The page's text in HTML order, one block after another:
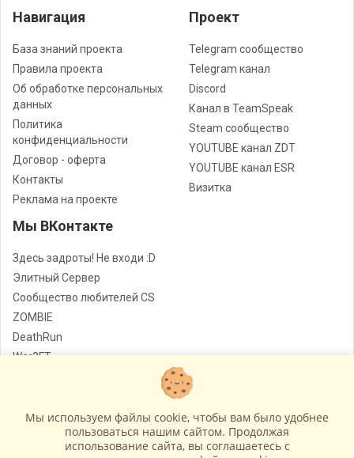
Навигация
База знаний проекта
Правила проекта
Об обработке персональных
данных
Политика
конфиденциальности
Договор - оферта
Контакты
Реклама на проекте
Проект
Telegram сообщество
Telegram канал
Discord
Канал в TeamSpeak
Steam сообщество
YOUTUBE канал ZDT
YOUTUBE канал ESR
Визитка
Мы ВКонтакте
Здесь задроты! Не входи :D
Элитный Сервер
Сообщество любителей CS
ZOMBIE
DeathRun
War3FT
Лучшие сервера Counter - Strike © Все права защищены
Работает наGameCMS
Мы используем файлы cookie, чтобы вам было удобнее
пользоваться нашим сайтом. Продолжая
использование сайта, вы соглашаетесь c